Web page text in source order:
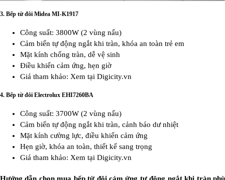
3. Bếp từ đôi Midea MI-K1917
Công suất: 3800W (2 vùng nấu)
Cảm biến tự động ngắt khi tràn, khóa an toàn trẻ em
Mặt kính chống tràn, dễ vệ sinh
Điều khiển cảm ứng, hẹn giờ
Giá tham khảo: Xem tại Digicity.vn
4. Bếp từ đôi Electrolux EHI7260BA
Công suất: 3700W (2 vùng nấu)
Cảm biến tự động ngắt khi tràn, cảnh báo dư nhiệt
Mặt kính cường lực, điều khiển cảm ứng
Hẹn giờ, khóa an toàn, thiết kế sang trọng
Giá tham khảo: Xem tại Digicity.vn